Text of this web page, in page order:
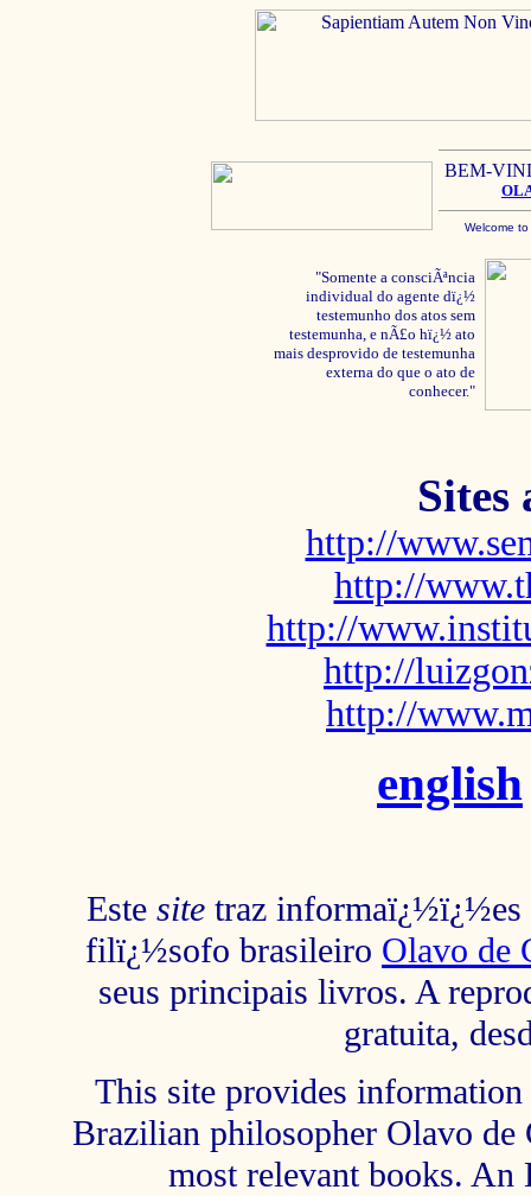
BEM-
Welcome
"Somente a consciÃªncia
individual do agente dï¿½
testemunho dos atos sem
testemunha, e nÃ£o hï¿½ ato
mais desprovido de testemunha
externa do que o ato de
conhecer."
Sites
http://
http://
http://
http://
http://
english
Este site traz informaï¿½ï¿½es
filï¿½sofo brasileiro Olavo de
seus principais livros. A
gratuita,
This site provides
Brazilian philosopher Olavo de
most relevant books.